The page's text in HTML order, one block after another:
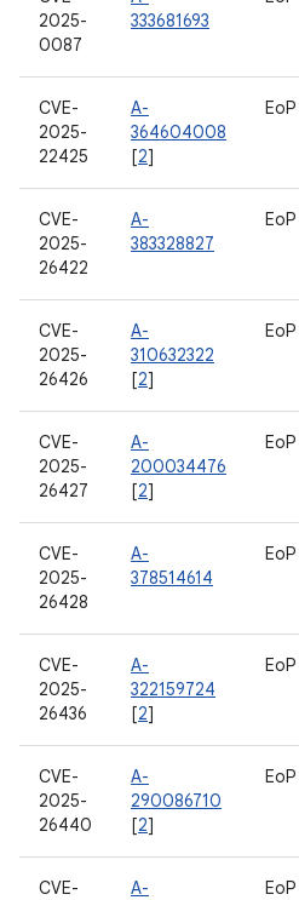
2025-
0087
333681693
CVE-
2025-
22425
A-
364604008
[2]
EoP
CVE-
2025-
26422
A-
383328827
EoP
CVE-
2025-
26426
A-
310632322
[2]
EoP
CVE-
2025-
26427
A-
200034476
[2]
EoP
CVE-
2025-
26428
A-
378514614
EoP
CVE-
2025-
26436
A-
322159724
[2]
EoP
CVE-
2025-
26440
A-
290086710
[2]
EoP
CVE-
A-
EoP